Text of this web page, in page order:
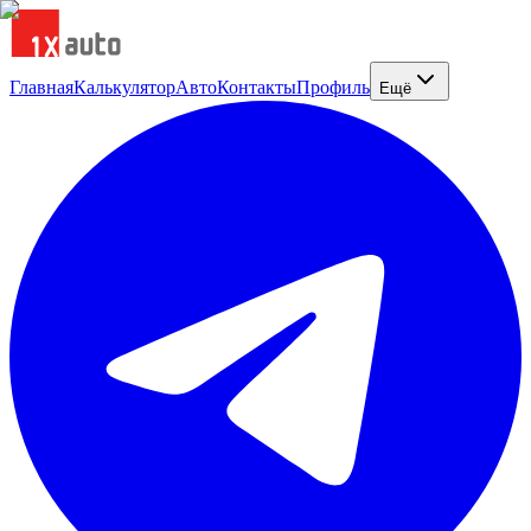
ГлавнаяКалькуляторАвтоКонтактыПрофиль Ещё